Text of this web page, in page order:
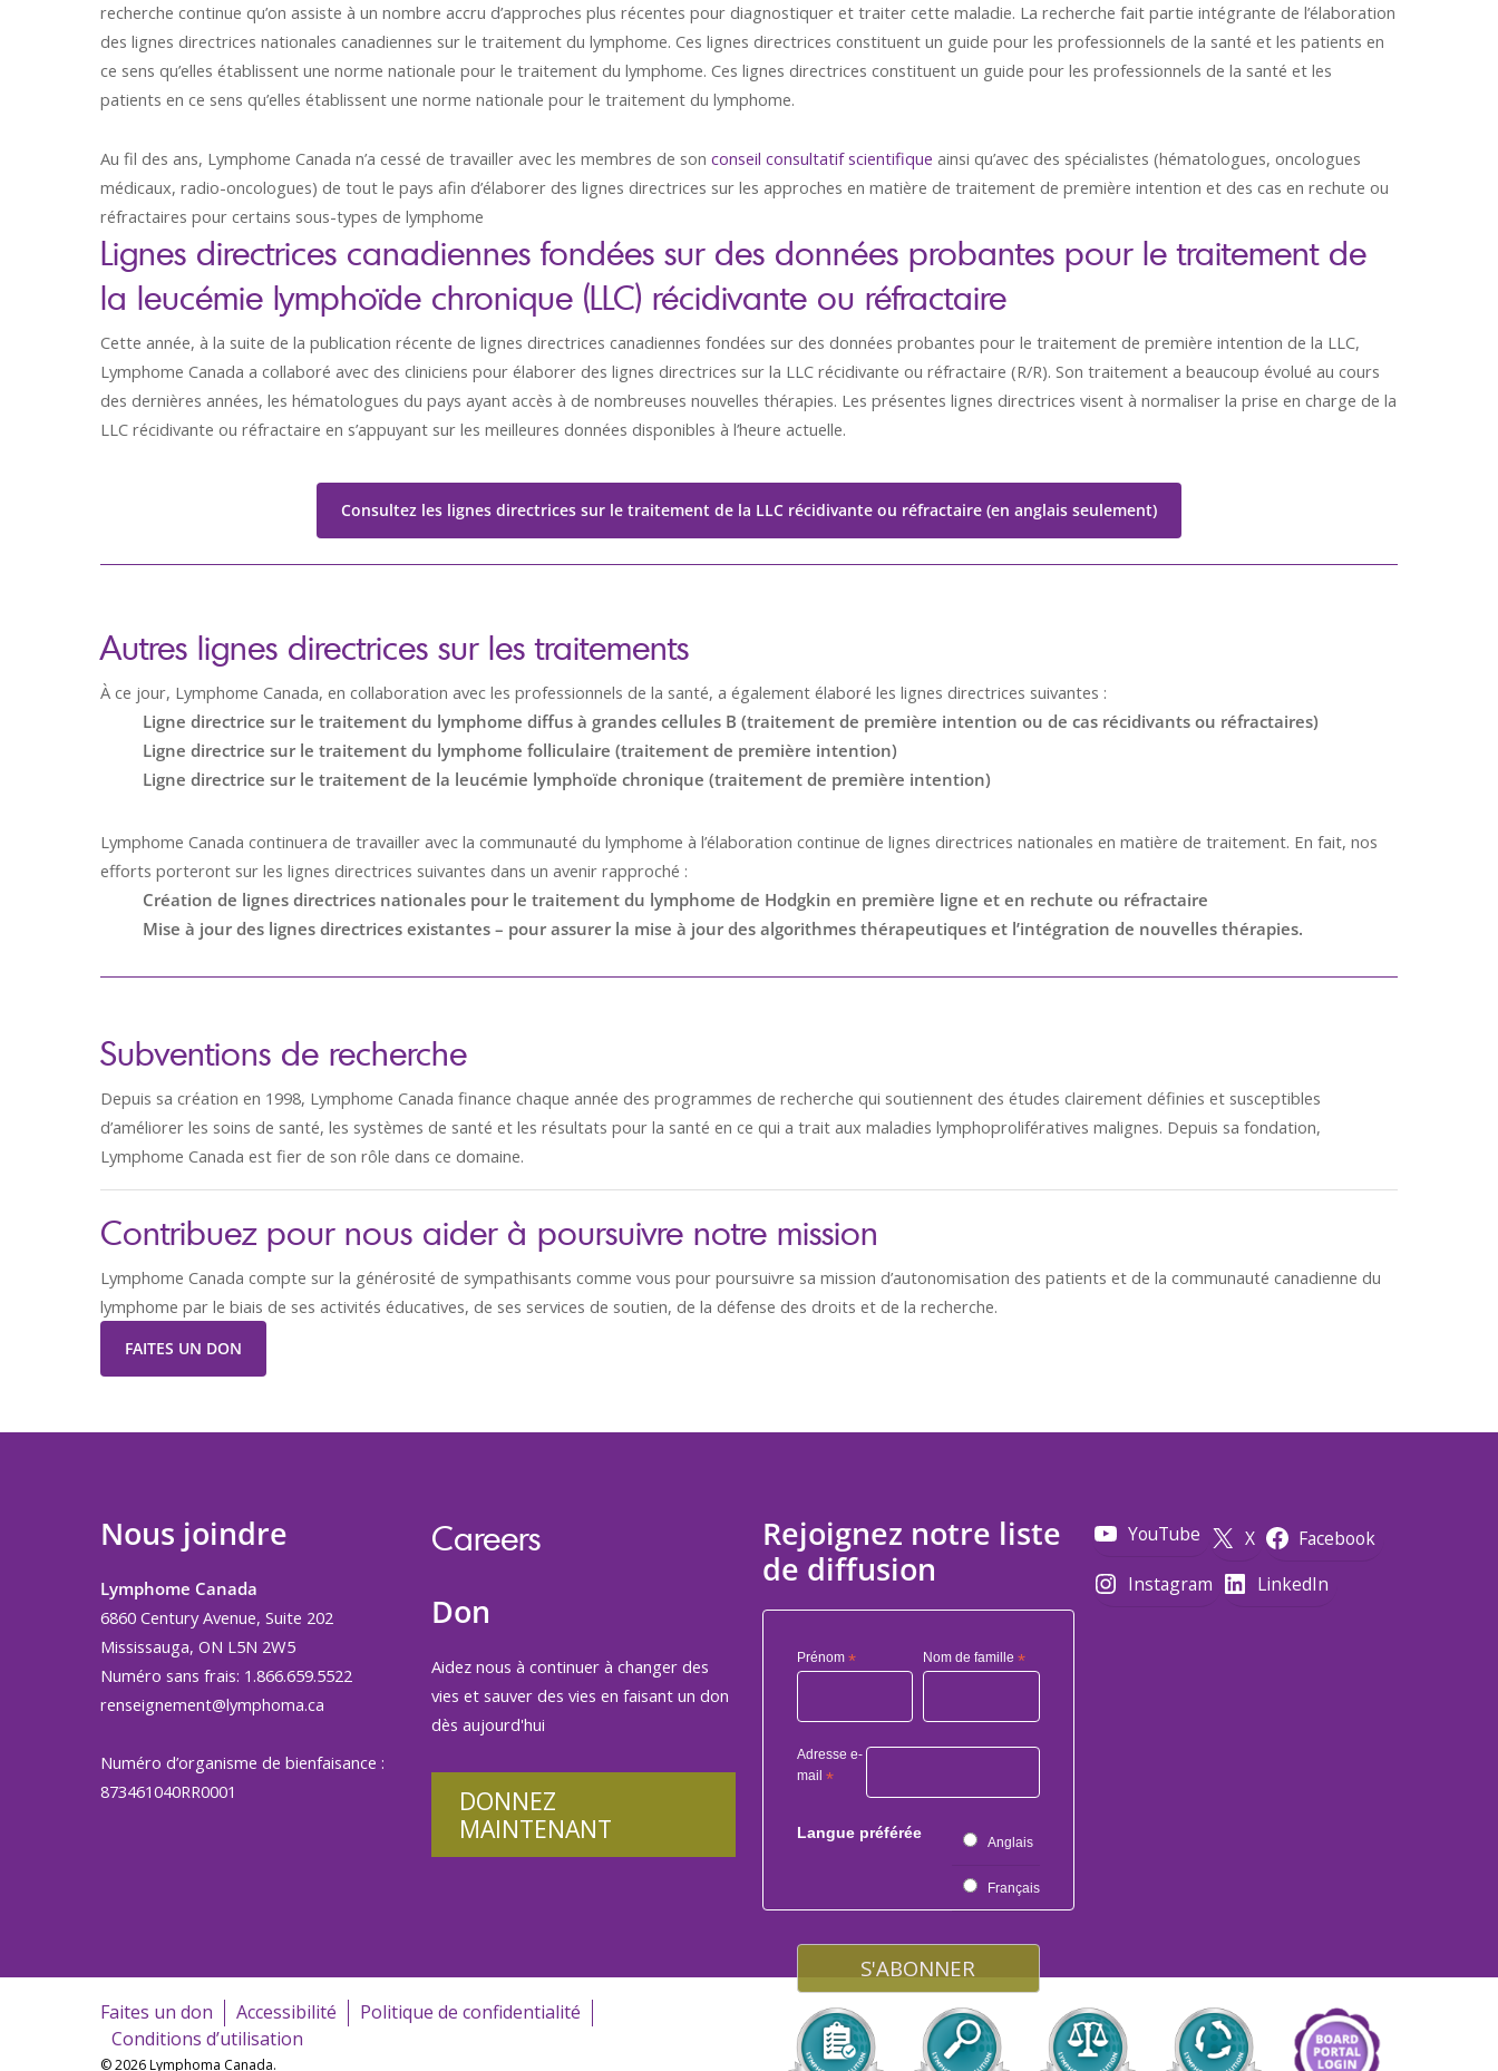
recherche continue qu’on assiste à un nombre accru d’approches plus récentes pour diagnostiquer et traiter cette maladie. La recherche fait partie intégrante de l’élaboration
des lignes directrices nationales canadiennes sur le traitement du lymphome. Ces lignes directrices constituent un guide pour les professionnels de la santé et les patients en
ce sens qu’elles établissent une norme nationale pour le traitement du lymphome. Ces lignes directrices constituent un guide pour les professionnels de la santé et les
patients en ce sens qu’elles établissent une norme nationale pour le traitement du lymphome.
Au fil des ans, Lymphome Canada n’a cessé de travailler avec les membres de sonconseil consultatif scientifique ainsi qu’avec des spécialistes (hématologues, oncologues
médicaux, radio-oncologues) de tout le pays afin d’élaborer des lignes directrices sur les approches en matière de traitement de première intention et des cas en rechute ou
réfractaires pour certains sous-types de lymphome
Lignes directrices canadiennes fondées sur des données probantes pour le traitement de
la leucémie lymphoïde chronique (LLC) récidivante ou réfractaire
Cette année, à la suite de la publication récente de lignes directrices canadiennes fondées sur des données probantes pour le traitement de première intention de la LLC,
Lymphome Canada a collaboré avec des cliniciens pour élaborer des lignes directrices sur la LLC récidivante ou réfractaire (R/R). Son traitement a beaucoup évolué au cours
des dernières années, les hématologues du pays ayant accès à de nombreuses nouvelles thérapies. Les présentes lignes directrices visent à normaliser la prise en charge de la
LLC récidivante ou réfractaire en s’appuyant sur les meilleures données disponibles à l’heure actuelle.
Consultez les lignes directrices sur le traitement de la LLC récidivante ou réfractaire (en anglais seulement)
Autres lignes directrices sur les traitements
À ce jour, Lymphome Canada, en collaboration avec les professionnels de la santé, a également élaboré les lignes directrices suivantes :
Ligne directrice sur le traitement du lymphome diffus à grandes cellules B (traitement de première intention ou de cas récidivants ou réfractaires)
Ligne directrice sur le traitement du lymphome folliculaire (traitement de première intention)
Ligne directrice sur le traitement de la leucémie lymphoïde chronique (traitement de première intention)
Lymphome Canada continuera de travailler avec la communauté du lymphome à l’élaboration continue de lignes directrices nationales en matière de traitement. En fait, nos
efforts porteront sur les lignes directrices suivantes dans un avenir rapproché :
Création de lignes directrices nationales pour le traitement du lymphome de Hodgkin en première ligne et en rechute ou réfractaire
Mise à jour des lignes directrices existantes – pour assurer la mise à jour des algorithmes thérapeutiques et l’intégration de nouvelles thérapies.
Subventions de recherche
Depuis sa création en 1998, Lymphome Canada finance chaque année des programmes de recherche qui soutiennent des études clairement définies et susceptibles
d’améliorer les soins de santé, les systèmes de santé et les résultats pour la santé en ce qui a trait aux maladies lymphoprolifératives malignes. Depuis sa fondation,
Lymphome Canada est fier de son rôle dans ce domaine.
Contribuez pour nous aider à poursuivre notre mission
Lymphome Canada compte sur la générosité de sympathisants comme vous pour poursuivre sa mission d’autonomisation des patients et de la communauté canadienne du
lymphome par le biais de ses activités éducatives, de ses services de soutien, de la défense des droits et de la recherche.
FAITES UN DON
Nous joindre
Lymphome Canada
6860 Century Avenue, Suite 202
Mississauga, ON L5N 2W5
Numéro sans frais: 1.866.659.5522
renseignement@lymphoma.ca
Numéro d’organisme de bienfaisance :
873461040RR0001
Careers
Don
Aidez nous à continuer à changer des
vies et sauver des vies en faisant un don
dès aujourd'hui
DONNEZ
MAINTENANT
Rejoignez notre liste
de diffusion
Prénom * Nom de famille *
Adresse e-
mail *
Langue préférée
Anglais
Français
YouTube X
Facebook
Instagram
LinkedIn
Faites un don Accessibilité
Politique de confidentialité
Conditions d’utilisation
© 2026 Lymphoma Canada.